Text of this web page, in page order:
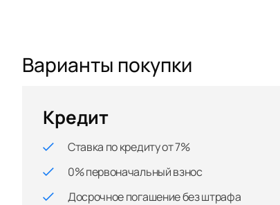
Варианты покупки
Кредит
Ставка по кредиту от 7%
0% первоначальный взнос
Досрочное погашение без штрафа